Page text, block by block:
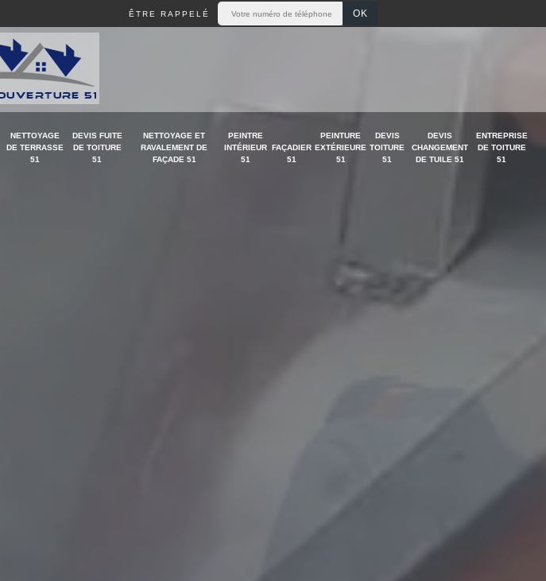
ÊTRE RAPPELÉ
NETTOYAGE
DE TERRASSE
51
DEVIS FUITE
DE TOITURE
51
NETTOYAGE ET
RAVALEMENT DE
FAÇADE 51
PEINTRE
INTÉRIEUR
51
FAÇADIER
51
PEINTURE
EXTÉRIEURE
51
DEVIS
TOITURE
51
DEVIS
CHANGEMENT
DE TUILE 51
ENTREPRISE
DE TOITURE
51